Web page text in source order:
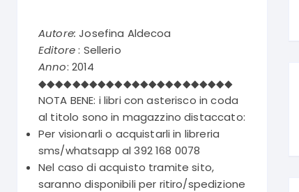
originale
€14,00.
attuale
è:
Autore: Josefina Aldecoa
Editore: Sellerio
Anno: 2014
◆◆◆◆◆◆◆◆◆◆◆◆◆◆◆◆◆◆◆◆◆◆◆
NOTA BENE: i libri con asterisco in coda
al titolo sono in magazzino distaccato:
Per visionarli o acquistarli in libreria
sms/whatsapp al 392 168 0078
Nel caso di acquisto tramite sito,
saranno disponibili per ritiro/spedizione